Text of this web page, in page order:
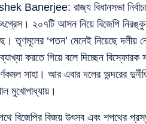
রাজ্য বিধানসভা নির্বাচনে
২০৭টি আসন নিয়ে বিজেপি
তৃণমূলের ‘পতন’ মেনেই নিয়েছে দলীয়
করতে গিয়ে বলে দিচ্ছেন
সাহা। আর এবার দলের অন্দরের
মুখোপাধ্যায়।
বিজেপির বিজয় উৎসব এবং শপথের